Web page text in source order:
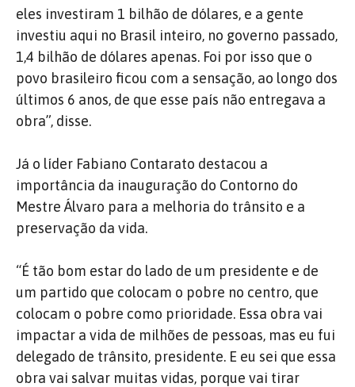
eles investiram 1 bilhão de dólares, e a gente
investiu aqui no Brasil inteiro, no governo passado,
1,4 bilhão de dólares apenas. Foi por isso que o
povo brasileiro ficou com a sensação, ao longo dos
últimos 6 anos, de que esse país não entregava a
obra”, disse.
Já o líder Fabiano Contarato destacou a
importância da inauguração do Contorno do
Mestre Álvaro para a melhoria do trânsito e a
preservação da vida.
“É tão bom estar do lado de um presidente e de
um partido que colocam o pobre no centro, que
colocam o pobre como prioridade. Essa obra vai
impactar a vida de milhões de pessoas, mas eu fui
delegado de trânsito, presidente. E eu sei que essa
obra vai salvar muitas vidas, porque vai tirar